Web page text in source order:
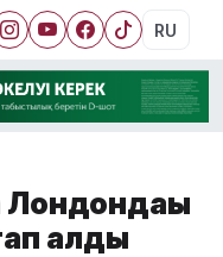
RU
Лондондағы
алды